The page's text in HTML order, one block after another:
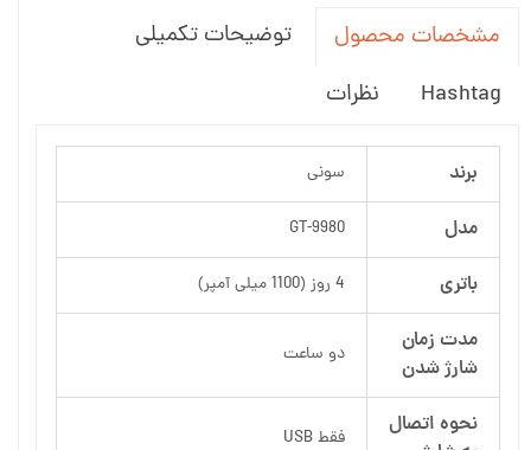
مشخصات محصول
توضیحات تکمیلی
Hashtag
نظرات
برند سونی
مدل GT-9980
باتری 4 روز (1100 میلی آمپر)
مدت زمان
شارژ شدن
دو ساعت
نحوه اتصال
فقط USB